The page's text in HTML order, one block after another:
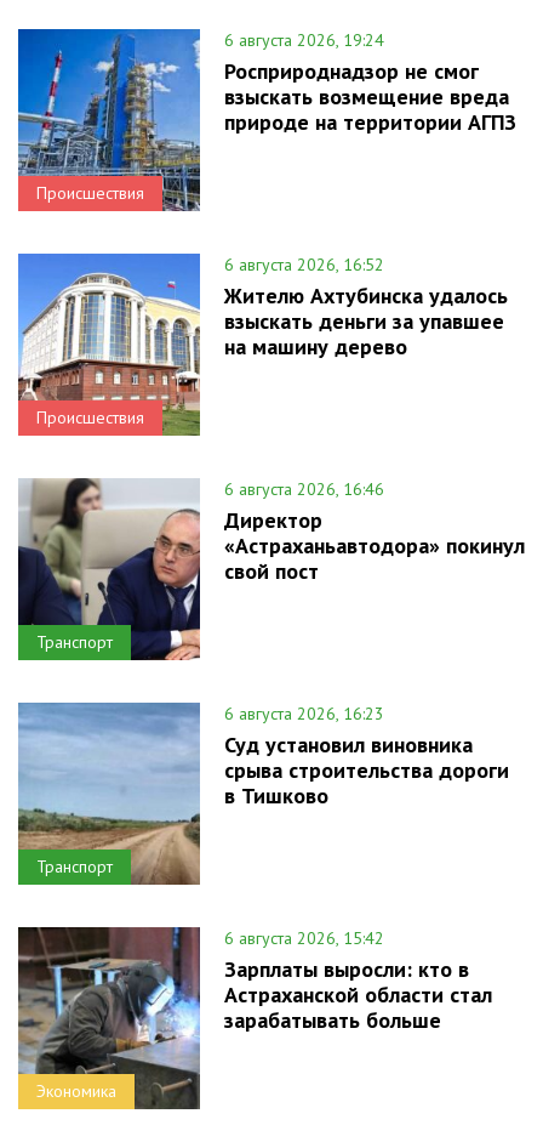
Происшествия
6 августа 2026, 19:24
Росприроднадзор не смог
взыскать возмещение вреда
природе на территории АГПЗ
Происшествия
6 августа 2026, 16:52
Жителю Ахтубинска удалось
взыскать деньги за упавшее
на машину дерево
Транспорт
6 августа 2026, 16:46
Директор
«Астраханьавтодора» покинул
свой пост
Транспорт
6 августа 2026, 16:23
Суд установил виновника
срыва строительства дороги
в Тишково
Экономика
6 августа 2026, 15:42
Зарплаты выросли: кто в
Астраханской области стал
зарабатывать больше